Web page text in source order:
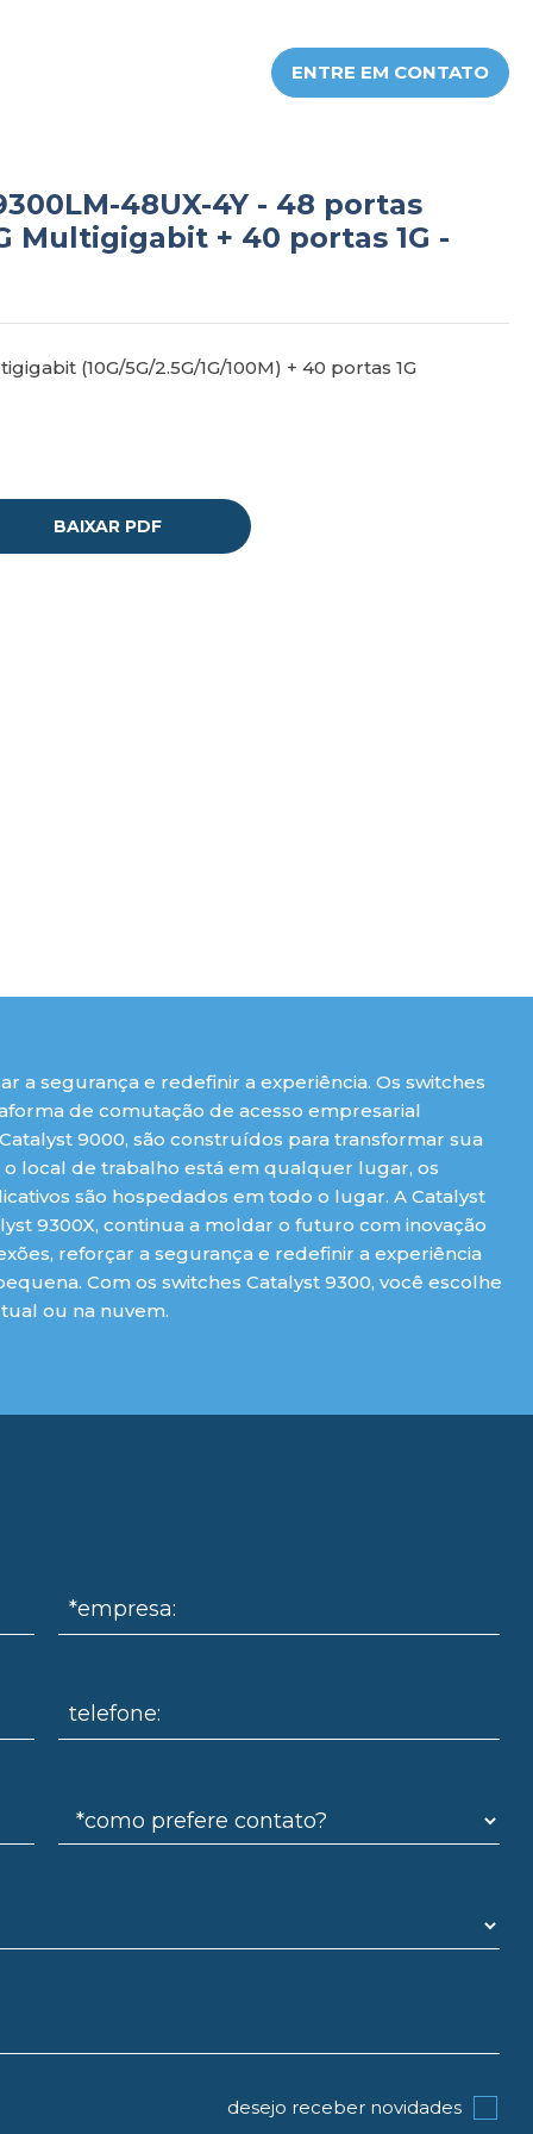
ENTRE EM CONTATO
48UX-4Y - 48 portas
Multigigabit + 40 portas 1G -
(10G/5G/2.5G/1G/100M) + 40 portas 1G
BAIXAR PDF
a segurança e redefinir a experiência. Os switches
de comutação de acesso empresarial
9000, são construídos para transformar sua
local de trabalho está em qualquer lugar, os
são hospedados em todo o lugar. A Catalyst
9300X, continua a moldar o futuro com inovação
reforçar a segurança e redefinir a experiência
Com os switches Catalyst 9300, você escolhe
ou na nuvem.
*empresa:
telefone:
desejo receber novidades